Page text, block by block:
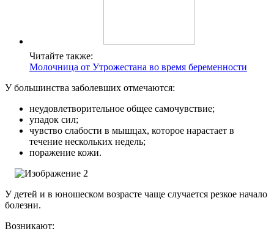
Читайте также:
Молочница от Утрожестана во время беременности
У большинства заболевших отмечаются:
неудовлетворительное общее самочувствие;
упадок сил;
чувство слабости в мышцах, которое нарастает в
течение нескольких недель;
поражение кожи.
У детей и в юношеском возрасте чаще случается резкое начало
болезни.
Возникают: